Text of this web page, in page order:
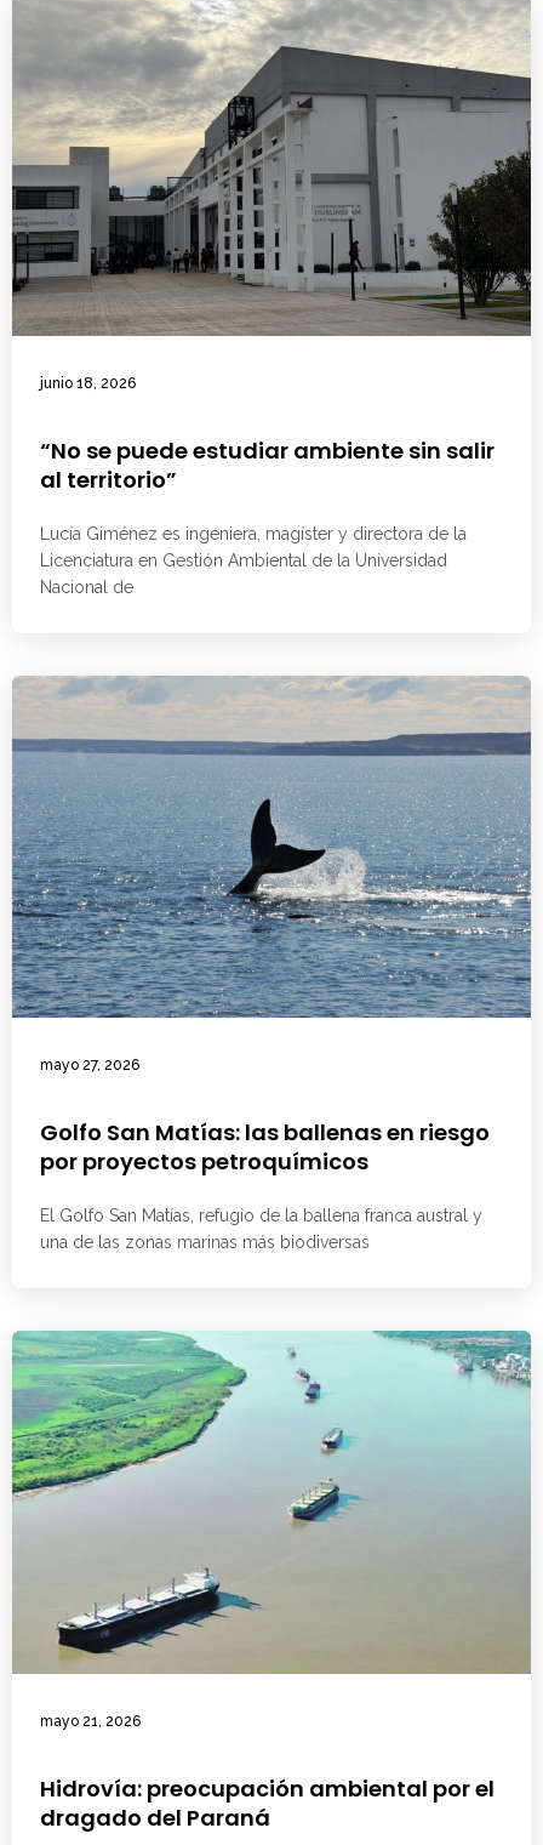
junio 18, 2026
“No se puede estudiar ambiente sin salir
al territorio”
Lucía Giménez es ingeniera, magíster y directora de la
Licenciatura en Gestión Ambiental de la Universidad
Nacional de
mayo 27, 2026
Golfo San Matías: las ballenas en riesgo
por proyectos petroquímicos
El Golfo San Matías, refugio de la ballena franca austral y
una de las zonas marinas más biodiversas
mayo 21, 2026
Hidrovía: preocupación ambiental por el
dragado del Paraná